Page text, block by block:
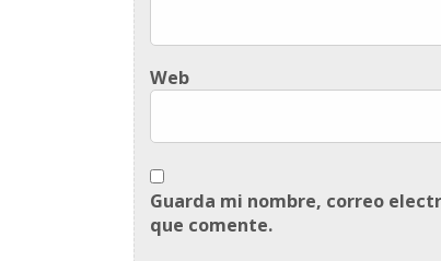
Web
Guarda mi nombre, correo
que comente.